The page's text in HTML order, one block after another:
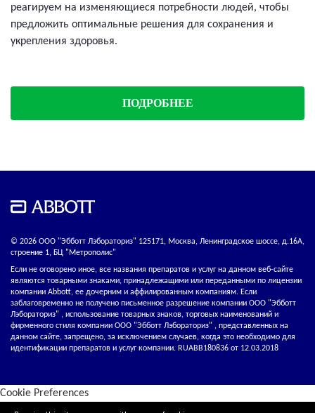
реагируем на изменяющиеся потребности людей, чтобы
предложить оптимальные решения для сохранения и
укрепления здоровья.
ПОДРОБНЕЕ
© 2026 ООО "Эбботт Лэбораториз" 125171, Москва, Ленинградское шоссе, д.16А,
строение 1, БЦ "Метрополис"
Если не оговорено иное, все названия препаратов и услуг на данном веб-сайте
являются товарными знаками, принадлежащими или переданными по лицензии
компании Abbott, ее дочерним и аффилированным компаниям. Если
заблаговременно не получено письменное разрешение компании ООО "Эбботт
Лэбораториз" , использование товарных знаков, торговых наименований и
фирменного стиля компании ООО "Эбботт Лэбораториз" , представленных на
данном сайте, запрещено, за исключением случаев, когда это необходимо для
идентификации препаратов и услуг компании. RUABB180836 от 12.03.2018
Cookie Preferences